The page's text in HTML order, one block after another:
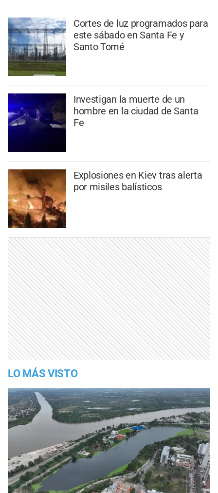
Cortes de luz programados para
este sábado en Santa Fe y
Santo Tomé
Investigan la muerte de un
hombre en la ciudad de Santa
Fe
Explosiones en Kiev tras alerta
por misiles balísticos
LO MÁS VISTO